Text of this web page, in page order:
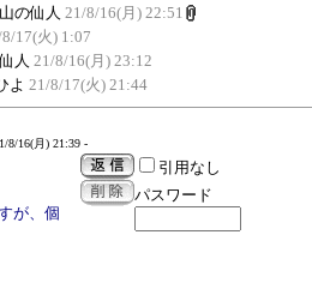
の仙人 21/8/16(月) 22:51
17(火) 1:07
人 21/8/16(月) 23:12
よ 21/8/17(火) 21:44
8/16(月) 21:39 -
が、個
引用なし
パスワード